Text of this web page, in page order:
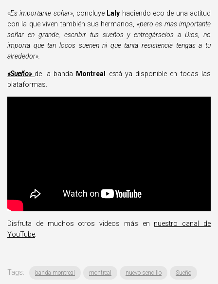
«Es importante soñar», concluye Laly haciendo eco de una actitud
con la que viven también sus hermanos, «pero es mas importante
soñar en grande, escribir tus sueños y entregárselos a Dios, no
importa que tan locos suenen ni que tanta resistencia tengas a tu
alrededor».
«Sueño» de la banda Montreal
está ya disponible en todas las
plataformas.
Disfruta de muchos otros videos más en nuestro canal de
YouTube
Tags: banda montreal montreal nuevo sencillo Sueño